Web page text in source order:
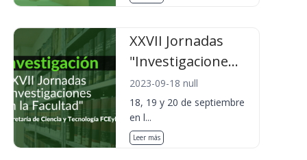
XXVII Jornadas
"Investigacione...
2023-09-18 null
18, 19 y 20 de septiembre
en l...
Leer más